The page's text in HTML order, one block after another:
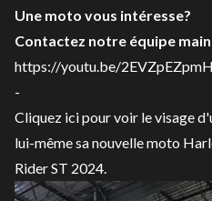
Une moto vous intéresse?
Contactez notre équipe
https://youtu.be/
-
Cliquez ici pour voir le visage
lui-même sa nouvelle moto
Rider ST 2024.